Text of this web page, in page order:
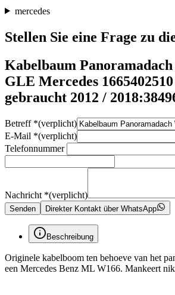
mercedes
Stellen Sie eine Frage zu
Kabelbaum
GLE Mercedes
gebraucht 2012 /
Betreff *(verplicht)
E-Mail *(verplicht)
Telefonnummer
Nachricht *(verplicht)
Senden Direkter Kontakt über WhatsApp
Beschreibung
Originele kabelboom ten behoeve van het
een Mercedes Benz ML W166. Mankeert